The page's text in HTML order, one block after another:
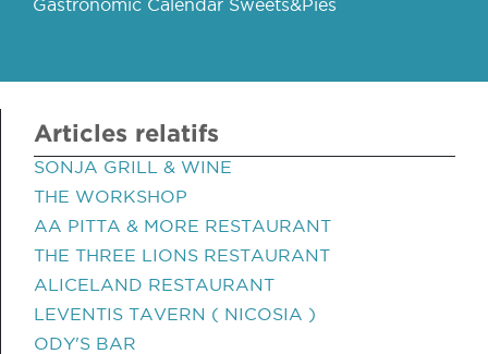
Gastronomic Calendar Sweets&Pies
Articles relatifs
SONJA GRILL & WINE
THE WORKSHOP
AA PITTA & MORE RESTAURANT
THE THREE LIONS RESTAURANT
ALICELAND RESTAURANT
LEVENTIS TAVERN ( NICOSIA )
ODY'S BAR